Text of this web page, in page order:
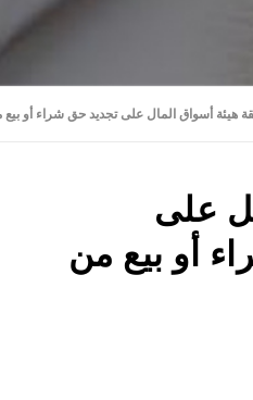
أسواق المال على تجديد حق شراء أو بيع
على
أو بيع من